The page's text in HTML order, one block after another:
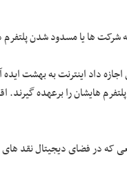
داد اینترنت به بهشت
هایشان را برعهده گیرند.
که در فضای دیجیتال نقد